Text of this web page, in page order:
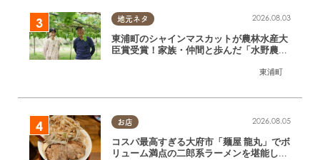
地元ネタ
東浦町
2026.08.03
東浦町のシャインマスカットが農林水産大
臣賞受賞！家族・仲間と歩んだ「水野農
お店 2026.08.05
コスパ最高すぎる大府市「麺屋 龍丸」でボ
リューム満点の二郎系ラーメンを堪能して